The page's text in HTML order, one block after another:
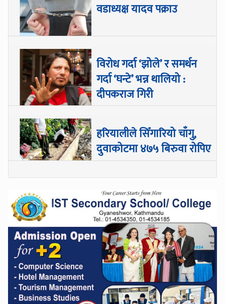
वडाध्यक्ष यादव पक्राउ
विरोध गर्दा ‘झोले’ र समर्थन
गर्दा ‘घन्टे’ भन्न थालियो :
दीपकराज गिरी
हरियालीले सिँगारियो चाँगु,
दुवाकोटमा ४७५ बिरुवा रोपिए